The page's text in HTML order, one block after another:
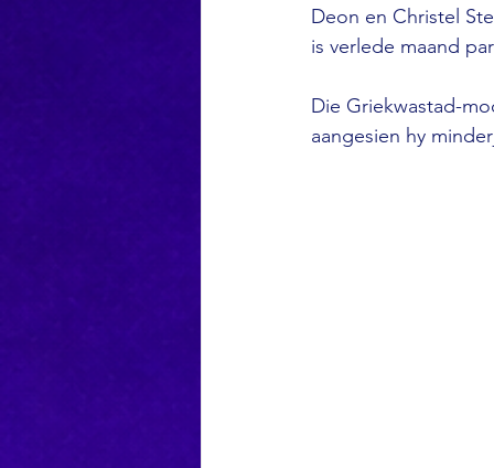
Deon en Christel
is verlede maand
Die Griekwastad-
aangesien hy